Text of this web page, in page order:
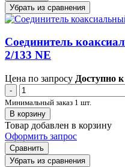
Убрать из сравнения
Соединитель
2/133 NE
Цена по запросу Доступно к
-
Минимальный заказ 1 шт.
В корзину
Товар добавлен в корзину
Оформить запрос
Сравнить
Убрать из сравнения